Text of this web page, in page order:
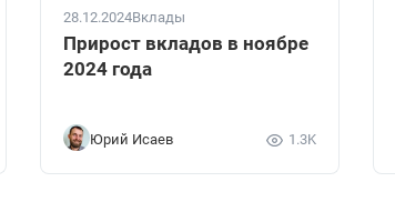
28.12.2024Вклады
Прирост вкладов в ноябре
2024 года
Юрий Исаев 1.3K